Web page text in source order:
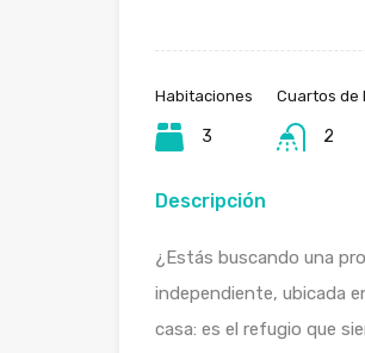
Habitaciones
3
Cuartos de
2
Descripción
¿Estás buscando una
independiente, ubicada
casa: es el refugio que